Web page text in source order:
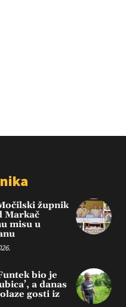
župnik
Markač
misu u
bio je
a danas
gosti iz